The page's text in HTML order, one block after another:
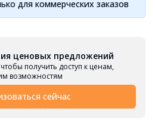
для коммерческих заказов
ценовых предложений
получить доступ к ценам,
возможностям
сейчас